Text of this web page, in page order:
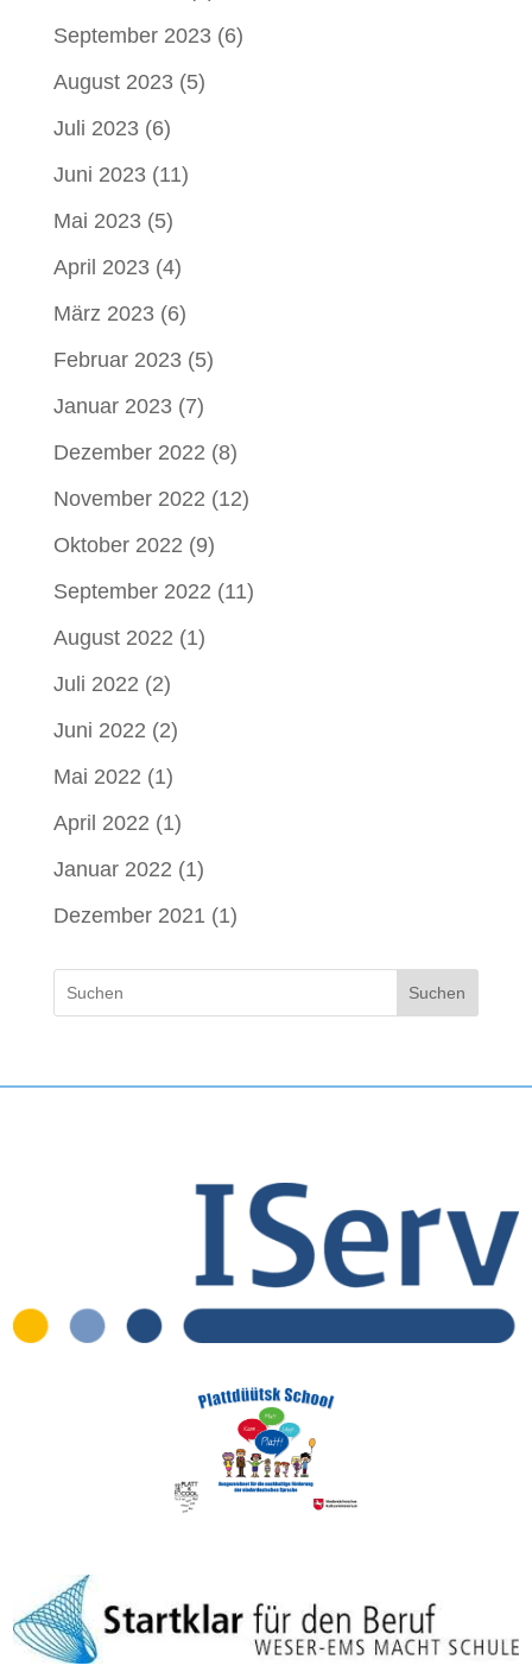
September 2023(6)
August 2023(5)
Juli 2023(6)
Juni 2023(11)
Mai 2023(5)
April 2023(4)
März 2023(6)
Februar 2023(5)
Januar 2023(7)
Dezember 2022 (8)
November 2022 (12)
Oktober 2022 (9)
September 2022 (11)
August 2022 (1)
Juli 2022 (2)
Juni 2022 (2)
Mai 2022 (1)
April 2022 (1)
Januar 2022 (1)
Dezember 2021 (1)
Suchen